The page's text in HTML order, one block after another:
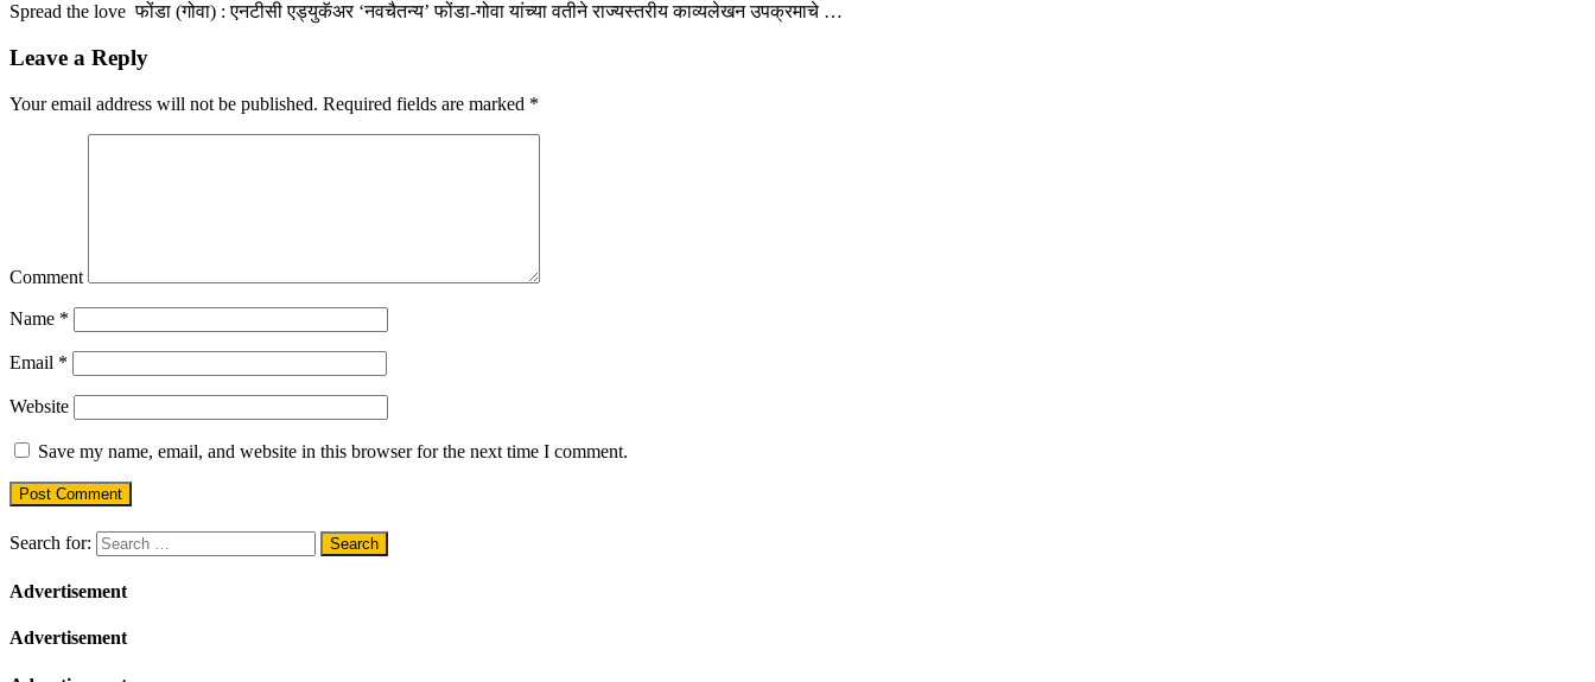
Spread the love फोंडा (गोवा) : एनटीसी एड्युकॅअर ‘नवचैतन्य’ फोंडा-गोवा यांच्या वतीने राज्यस्तरीय काव्यलेखन उपक्रमाचे …
Leave a Reply
Your email address will not be published. Required fields are marked *
Comment
Name *
Email *
Website
Save my name, email, and website in this browser for the next time I comment.
Search for:
Advertisement
Advertisement